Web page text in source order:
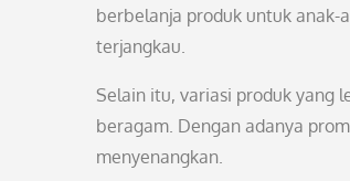
berbelanja produk untuk anak-
terjangkau.
Selain itu, variasi produk yang
beragam. Dengan adanya
menyenangkan.